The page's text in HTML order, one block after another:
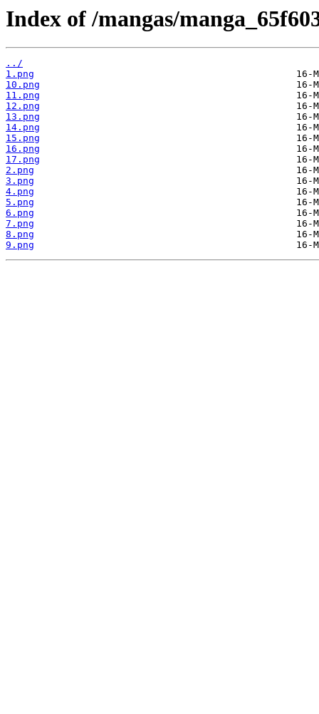
Index of /mangas/
../
1.png
10.png
11.png
12.png
13.png
14.png
15.png
16.png
17.png
2.png
3.png
4.png
5.png
6.png
7.png
8.png
9.png